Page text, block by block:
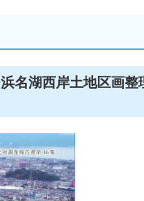
名湖西岸土地区画